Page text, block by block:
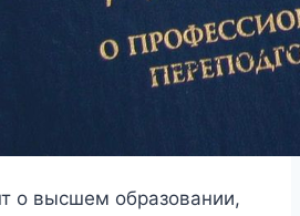
о высшем образовании,